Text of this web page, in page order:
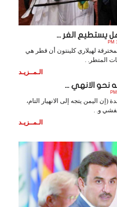
يستطيع الغر ...
لهيلاري كلينتون أن قطر هي
المتطر. .
الـمــزيـد
نحو الانهي ...
اليمن يتجه إلى الانهيار التام،
و. .
الـمــزيـد